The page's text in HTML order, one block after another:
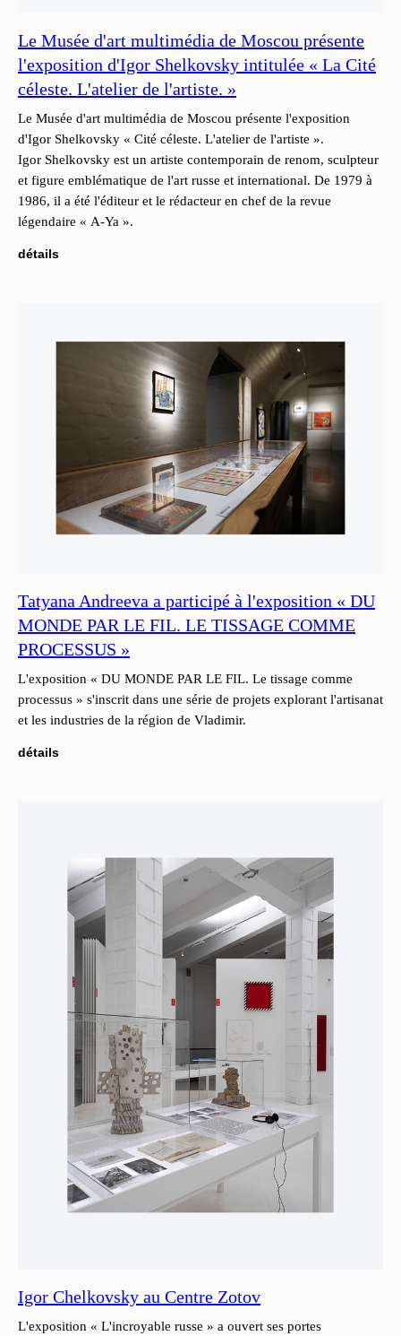
Le Musée d'art multimédia de Moscou présente
l'exposition d'Igor Shelkovsky intitulée « La Cité
céleste. L'atelier de l'artiste. »
Le Musée d'art multimédia de Moscou présente l'exposition
d'Igor Shelkovsky « Cité céleste. L'atelier de l'artiste ».
Igor Shelkovsky est un artiste contemporain de renom, sculpteur
et figure emblématique de l'art russe et international. De 1979 à
1986, il a été l'éditeur et le rédacteur en chef de la revue
légendaire « A-Ya ».
détails
Tatyana Andreeva a participé à l'exposition « DU
MONDE PAR LE FIL. LE TISSAGE COMME
PROCESSUS »
L'exposition « DU MONDE PAR LE FIL. Le tissage comme
processus » s'inscrit dans une série de projets explorant l'artisanat
et les industries de la région de Vladimir.
détails
Igor Chelkovsky au Centre Zotov
L'exposition « L'incroyable russe » a ouvert ses portes